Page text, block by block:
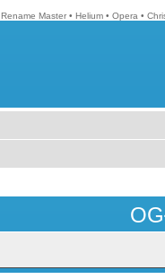
Rename Master • Helium • Opera •